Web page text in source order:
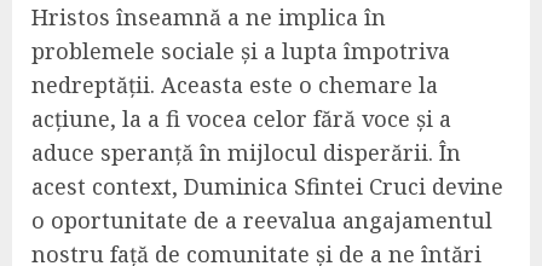
Hristos înseamnă a ne implica în
problemele sociale și a lupta împotriva
nedreptății. Aceasta este o chemare la
acțiune, la a fi vocea celor fără voce și a
aduce speranță în mijlocul disperării. În
acest context, Duminica Sfintei Cruci devine
o oportunitate de a reevalua angajamentul
nostru față de comunitate și de a ne întări